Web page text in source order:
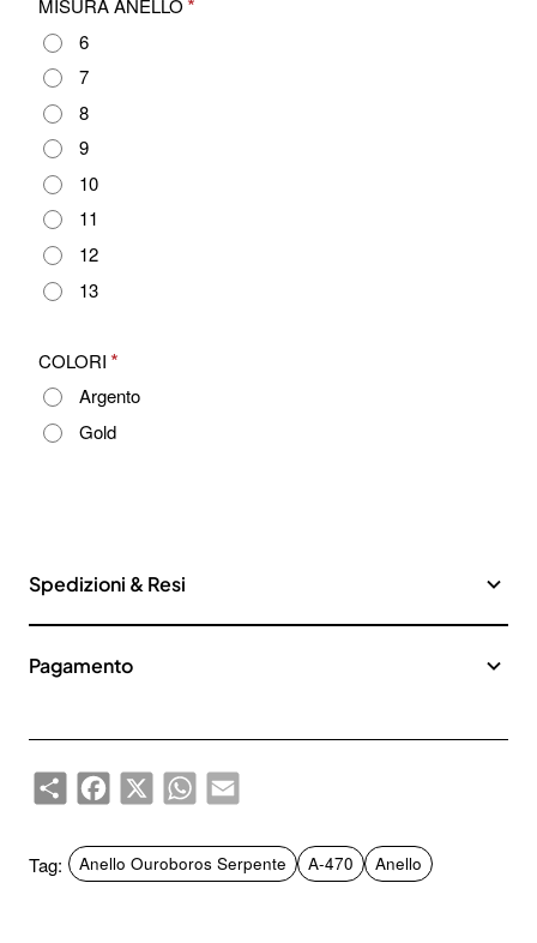
MISURA ANELLO
6
7
8
9
10
11
12
13
COLORI
Argento
Gold
Spedizioni & Resi
Pagamento
ShareFacebook
X WhatsAppEmail
Tag: Anello Ouroboros Serpente A-470 Anello